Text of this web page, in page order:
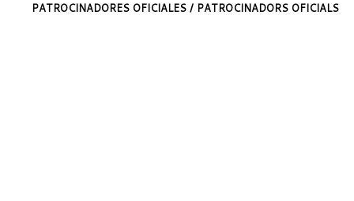
PATROCINADORES OFICIALES / PATROCINADORS OFICIALS